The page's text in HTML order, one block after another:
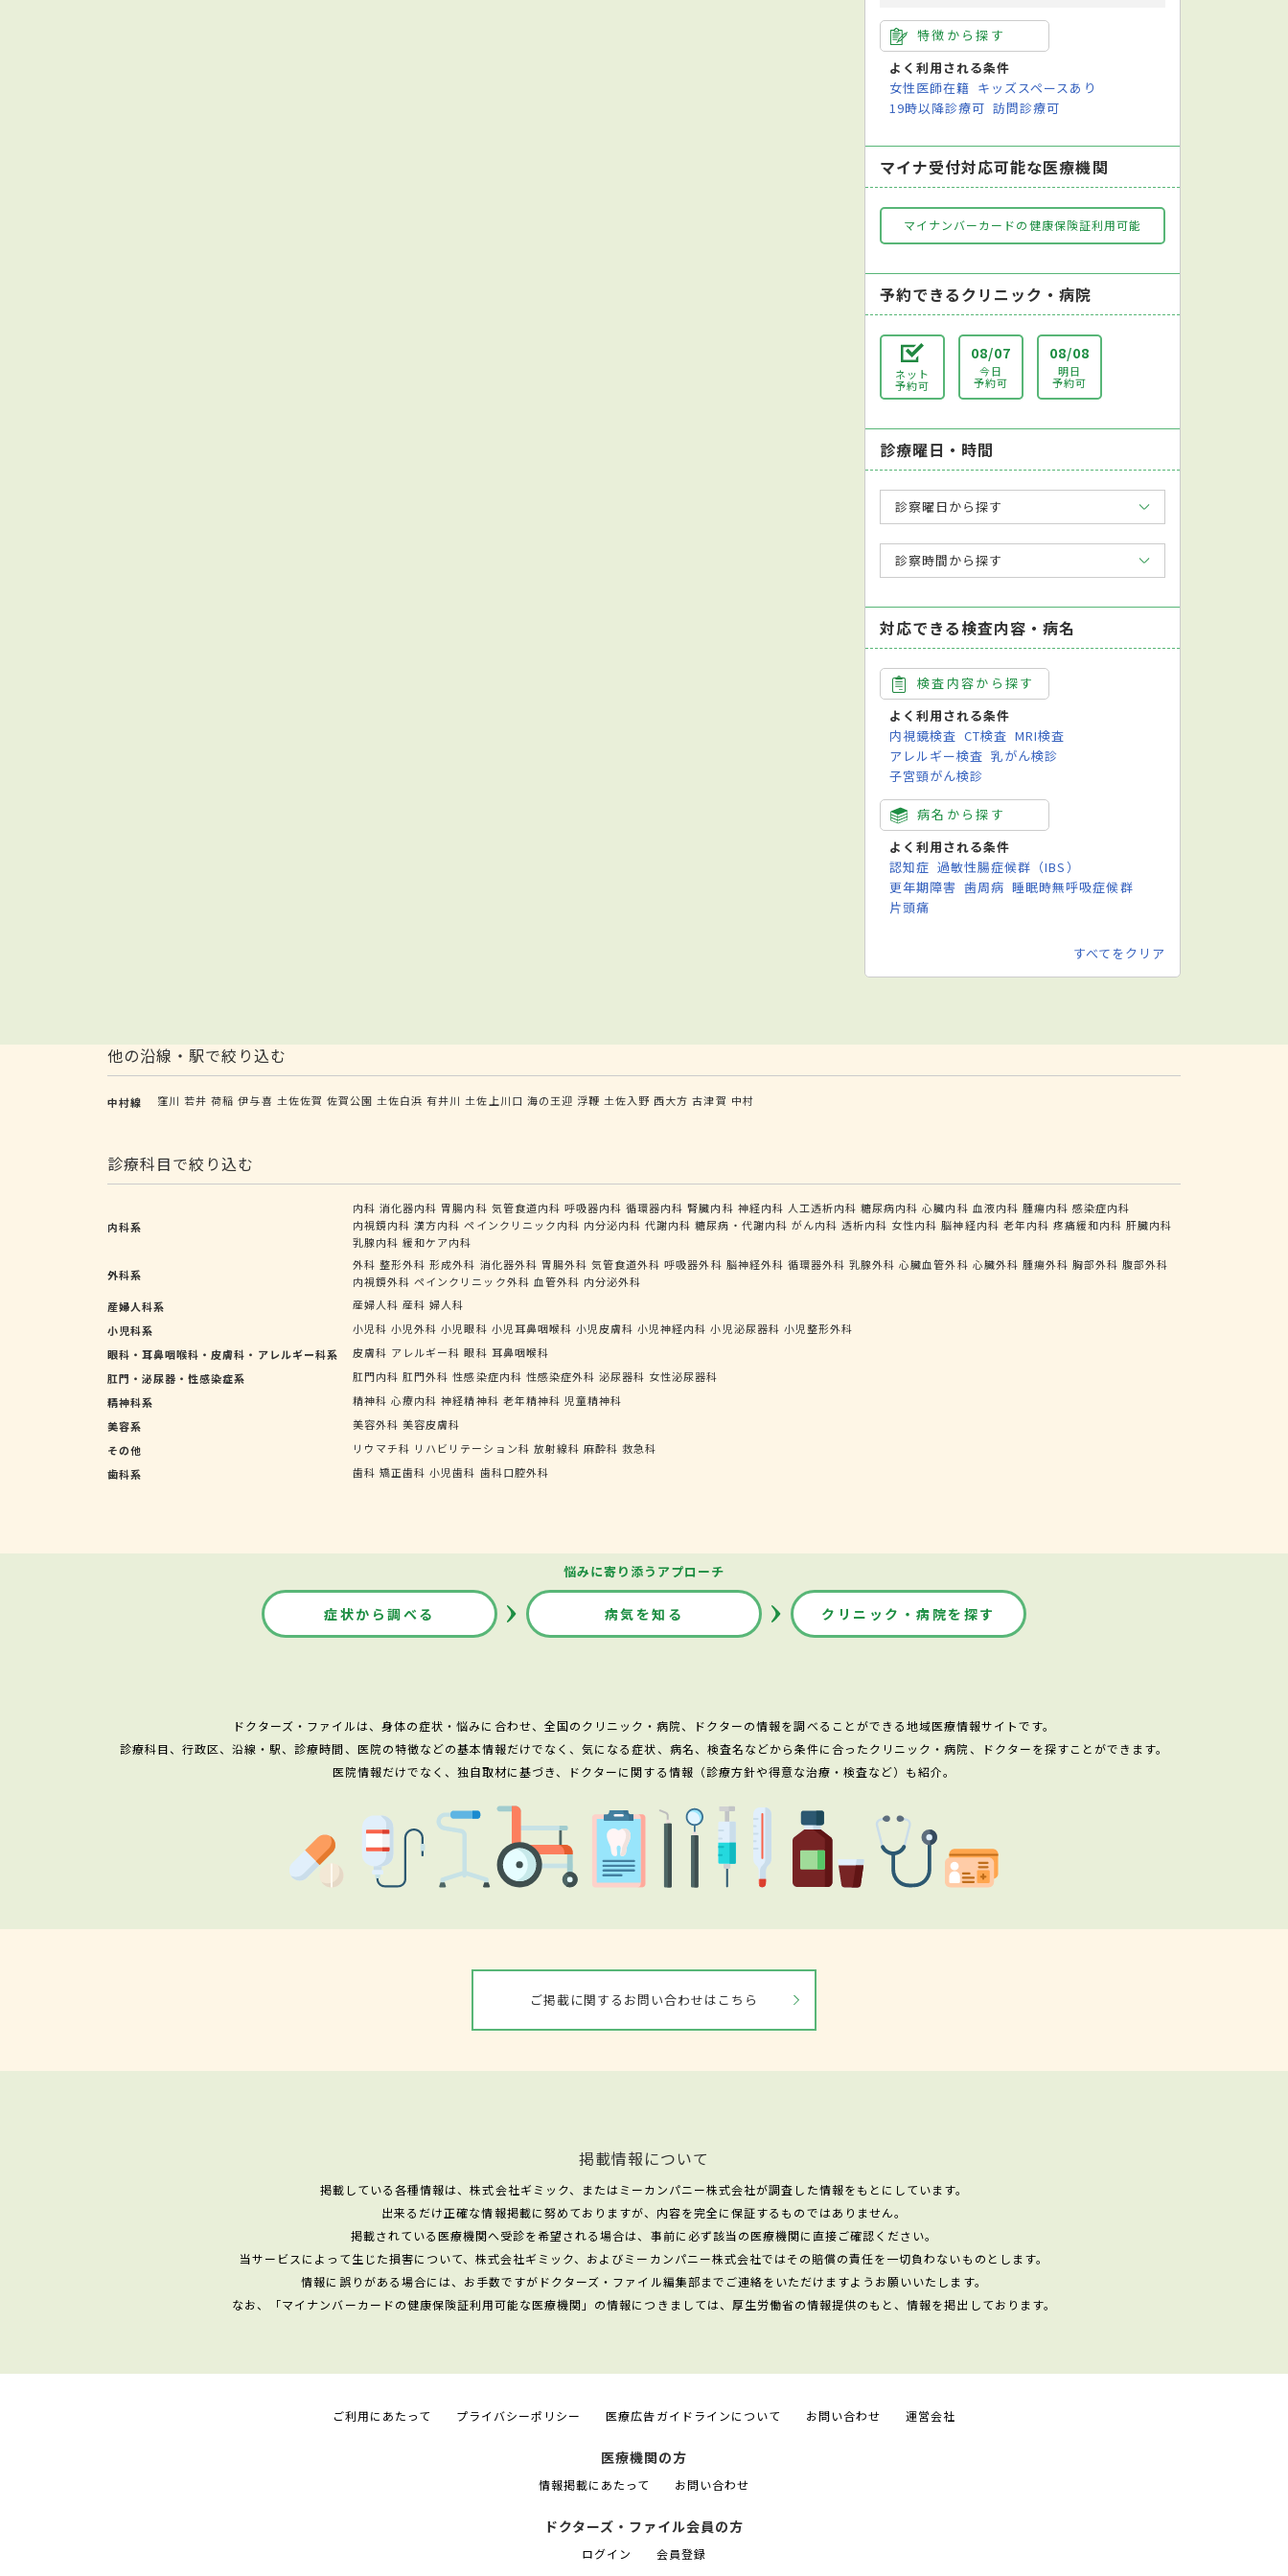
特徴から探す
よく利用される条件
女性医師在籍 キッズスペースあり
19時以降診療可 訪問診療可
マイナ受付対応可能な医療機関
マイナンバーカードの健康保険証利用可能
予約できるクリニック・病院
ネット
予約可
08/07
今日
予約可
08/08
明日
予約可
診療曜日・時間
診察曜日から探す
診察時間から探す
対応できる検査内容・病名
検査内容から探す
よく利用される条件
内視鏡検査 CT検査 MRI検査
アレルギー検査 乳がん検診
子宮頸がん検診
病名から探す
よく利用される条件
認知症 過敏性腸症候群（IBS）
更年期障害 歯周病 睡眠時無呼吸症候群
片頭痛
すべてをクリア
他の沿線・駅で絞り込む
中村線 窪川 若井 荷稲 伊与喜 土佐佐賀 佐賀公園 土佐白浜 有井川 土佐上川口 海の王迎 浮鞭 土佐入野 西大方 古津賀 中村
診療科目で絞り込む
内科系
内科 消化器内科 胃腸内科 気管食道内科 呼吸器内科 循環器内科 腎臓内科 神経内科 人工透析内科 糖尿病内科 心臓内科 血液内科 腫瘍内科 感染症内科
内視鏡内科 漢方内科 ペインクリニック内科 内分泌内科 代謝内科 糖尿病・代謝内科 がん内科 透析内科 女性内科 脳神経内科 老年内科 疼痛緩和内科 肝臓内科
乳腺内科 緩和ケア内科
外科系
外科 整形外科 形成外科 消化器外科 胃腸外科 気管食道外科 呼吸器外科 脳神経外科 循環器外科 乳腺外科 心臓血管外科 心臓外科 腫瘍外科 胸部外科 腹部外科
内視鏡外科 ペインクリニック外科 血管外科 内分泌外科
産婦人科系
産婦人科 産科 婦人科
小児科系
小児科 小児外科 小児眼科 小児耳鼻咽喉科 小児皮膚科 小児神経内科 小児泌尿器科 小児整形外科
眼科・耳鼻咽喉科・皮膚科・アレルギー科系
皮膚科 アレルギー科 眼科 耳鼻咽喉科
肛門・泌尿器・性感染症系
肛門内科 肛門外科 性感染症内科 性感染症外科 泌尿器科 女性泌尿器科
精神科系
精神科 心療内科 神経精神科 老年精神科 児童精神科
美容系
美容外科 美容皮膚科
その他
リウマチ科 リハビリテーション科 放射線科 麻酔科 救急科
歯科系
歯科 矯正歯科 小児歯科 歯科口腔外科
悩みに寄り添うアプローチ
症状から調べる 病気を知る クリニック・病院を探す
ドクターズ・ファイルは、身体の症状・悩みに合わせ、全国のクリニック・病院、ドクターの情報を調べることができる地域医療情報サイトです。
診療科目、行政区、沿線・駅、診療時間、医院の特徴などの基本情報だけでなく、気になる症状、病名、検査名などから条件に合ったクリニック・病院、ドクターを探すことができます。
医院情報だけでなく、独自取材に基づき、ドクターに関する情報（診療方針や得意な治療・検査など）も紹介。
ご掲載に関するお問い合わせはこちら
掲載情報について
掲載している各種情報は、株式会社ギミック、またはミーカンパニー株式会社が調査した情報をもとにしています。
出来るだけ正確な情報掲載に努めておりますが、内容を完全に保証するものではありません。
掲載されている医療機関へ受診を希望される場合は、事前に必ず該当の医療機関に直接ご確認ください。
当サービスによって生じた損害について、株式会社ギミック、およびミーカンパニー株式会社ではその賠償の責任を一切負わないものとします。
情報に誤りがある場合には、お手数ですがドクターズ・ファイル編集部までご連絡をいただけますようお願いいたします。
なお、「マイナンバーカードの健康保険証利用可能な医療機関」の情報につきましては、厚生労働省の情報提供のもと、情報を掲出しております。
ご利用にあたって プライバシーポリシー 医療広告ガイドラインについて お問い合わせ 運営会社
医療機関の方
情報掲載にあたって お問い合わせ
ドクターズ・ファイル会員の方
ログイン 会員登録